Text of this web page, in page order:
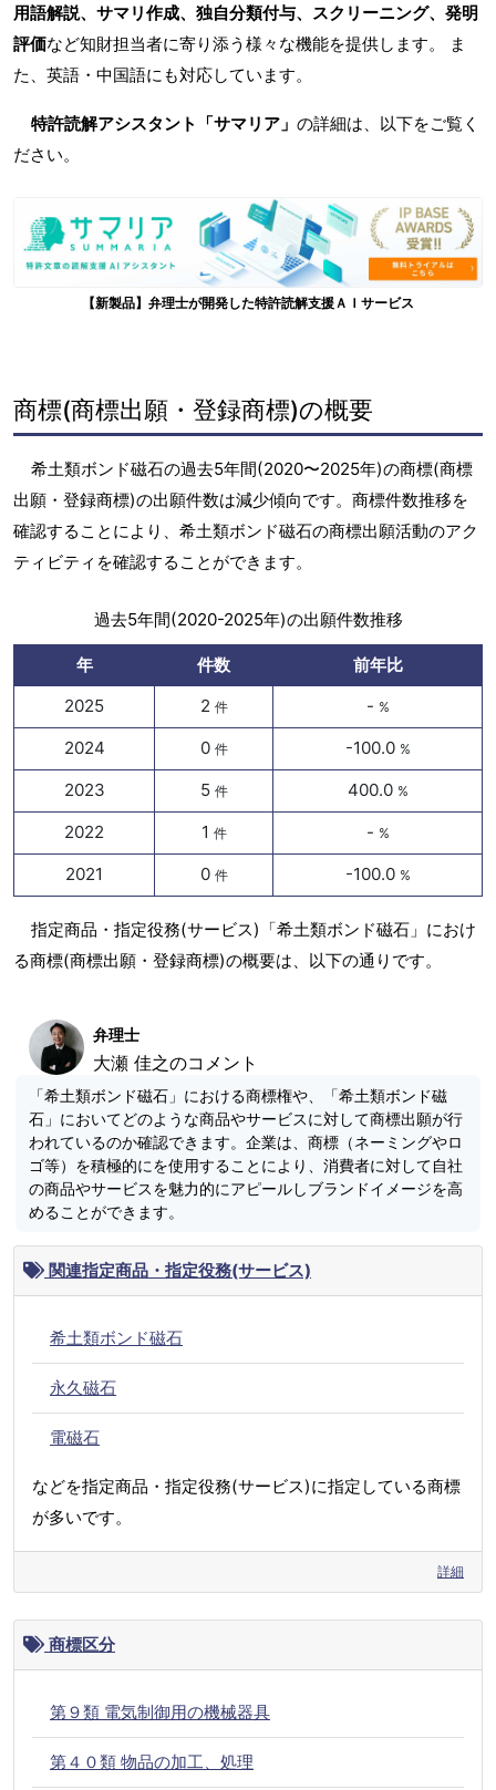
用語解説、サマリ作成、独自分類付与、スクリーニング、発明
評価など知財担当者に寄り添う様々な機能を提供します。 ま
た、英語・中国語にも対応しています。
特許読解アシスタント「サマリア」 の詳細は、以下をご覧く
ださい。
【新製品】弁理士が開発した特許読解支援ＡＩサービス
商標(商標出願・登録商標)の概要
希土類ボンド磁石の過去5年間(2020〜2025年)の商標(商標
出願・登録商標)の出願件数は減少傾向です。商標件数推移を
確認することにより、希土類ボンド磁石の商標出願活動のアク
ティビティを確認することができます。
過去5年間(2020-2025年)の出願件数推移
年 件数
前年比
2025
2 件 - %
2024 0 件 -100.0 %
2023 5 件 400.0 %
2022 1 件 - %
2021 0 件 -100.0 %
指定商品・指定役務(サービス)「希土類ボンド磁石」におけ
る商標(商標出願・登録商標)の概要は、以下の通りです。
弁理士
大瀬 佳之のコメント
「希土類ボンド磁石」における商標権や、「希土類ボンド磁
石」においてどのような商品やサービスに対して商標出願が行
われているのか確認できます。企業は、商標（ネーミングやロ
ゴ等）を積極的にを使用することにより、消費者に対して自社
の商品やサービスを魅力的にアピールしブランドイメージを高
めることができます。
関連指定商品・指定役務(サービス)
希土類ボンド磁石
永久磁石
電磁石
などを指定商品・指定役務(サービス)に指定している商標
が多いです。
詳細
商標区分
第９類 電気制御用の機械器具
第４０類 物品の加工、処理